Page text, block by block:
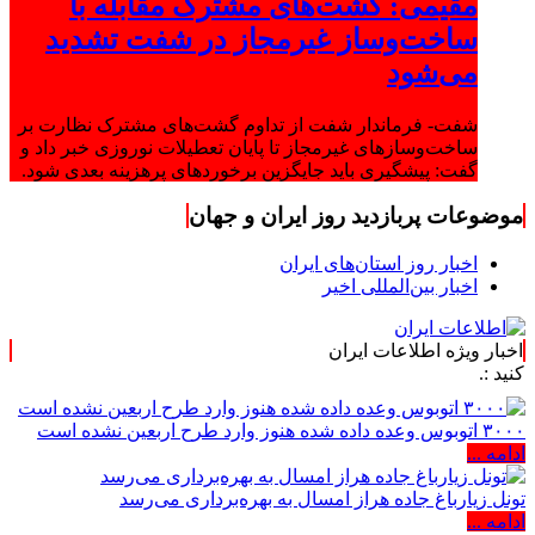
ساخت‌وساز غیرمجاز در شفت تشدید
می‌شود
شفت- فرماندار شفت از تداوم گشت‌های مشترک نظارت بر
ساخت‌وسازهای غیرمجاز تا پایان تعطیلات نوروزی خبر داد و
گفت: پیشگیری باید جایگزین برخوردهای پرهزینه بعدی شود.
موضوعات پربازدید روز ایران و جهان
اخبار روز استان‌های ایران
اخبار بین‌المللی اخیر
اخبار ویژه اطلاعات ایران
۳۰۰۰ اتوبوس وعده داده شده هنوز وارد طرح اربعین نشده است
ادامه ...
تونل زیارباغ جاده هراز امسال به بهره‌برداری می‌رسد
ادامه ...